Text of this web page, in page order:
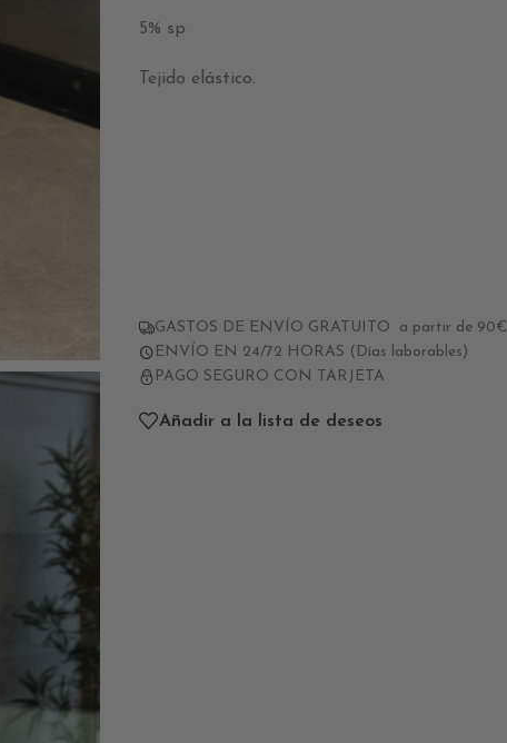
5% sp
Tejido elástico.
GASTOS DE ENVÍO GRATUITO a partir de 90€
ENVÍO EN 24/72 HORAS (Días laborables)
PAGO SEGURO CON TARJETA
Añadir a la lista de deseos